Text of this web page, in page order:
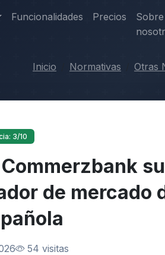
Funcionalidades Precios
Sobre
Inicio Normativas Otras
3/10
su
de mercado
54 visitas